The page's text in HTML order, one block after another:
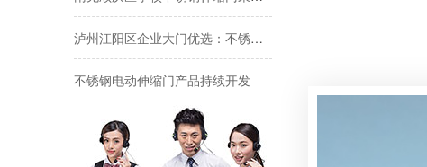
泸州江阳区企业大门优选：不锈钢伸缩门定制方案
不锈钢电动伸缩门产品持续开发
12月30日铝合金电动门装车发眉山，年底现货速订！